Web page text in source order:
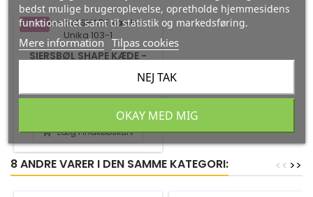
-35%
SIERSBØL SHAPE KÆDE -
995,00 kr.
 Læg i indkøbskurv
8 ANDRE VARER I DEN SAMME KATEGORI: >>
<<
bedst mulige brugeroplevelse, opretholde hjemmesidens
funktionalitet samt til statistik og markedsføring.
Mere information Tilpas cookies
NEJ TAK
OKAY MED MIG